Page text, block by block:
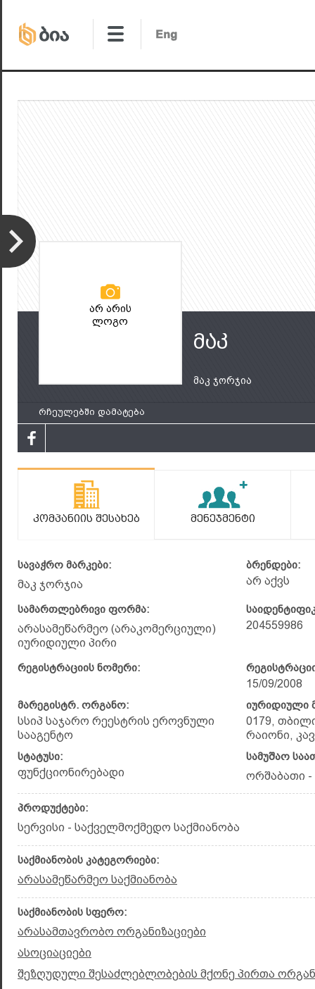
არ არის
ლოგო
მაკ
მაკ ჯორჯია
რჩეულებში დამატება
Კომპანიის Შესახებ Მენეჯმენტი
სავაჭრო მარკები:
მაკ ჯორჯია
ბრენდები:
არ აქვს
სამართლებრივი ფორმა:
არასამეწარმეო (არაკომერციული)
იურიდიული პირი
204559986
რეგისტრაციის ნომერი:
15/09/2008
მარეგისტრ. ორგანო:
სსიპ საჯარო რეესტრის ეროვნული
სააგენტო
იურიდიული
0179,
რაიონი,
სტატუსი:
ფუნქციონირებადი
სამუშაო
ორშაბათი -
პროდუქტები:
სერვისი - საქველმოქმედო საქმიანობა
საქმიანობის კატეგორიები:
არასამეწარმეო საქმიანობა
საქმიანობის სფერო:
არასამთავრობო ორგანიზაციები
ასოციაციები
შეზღუდული შესაძლებლობების მქონე პირთა